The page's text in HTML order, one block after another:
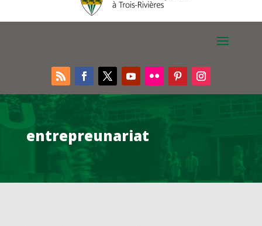
entrepreunariat